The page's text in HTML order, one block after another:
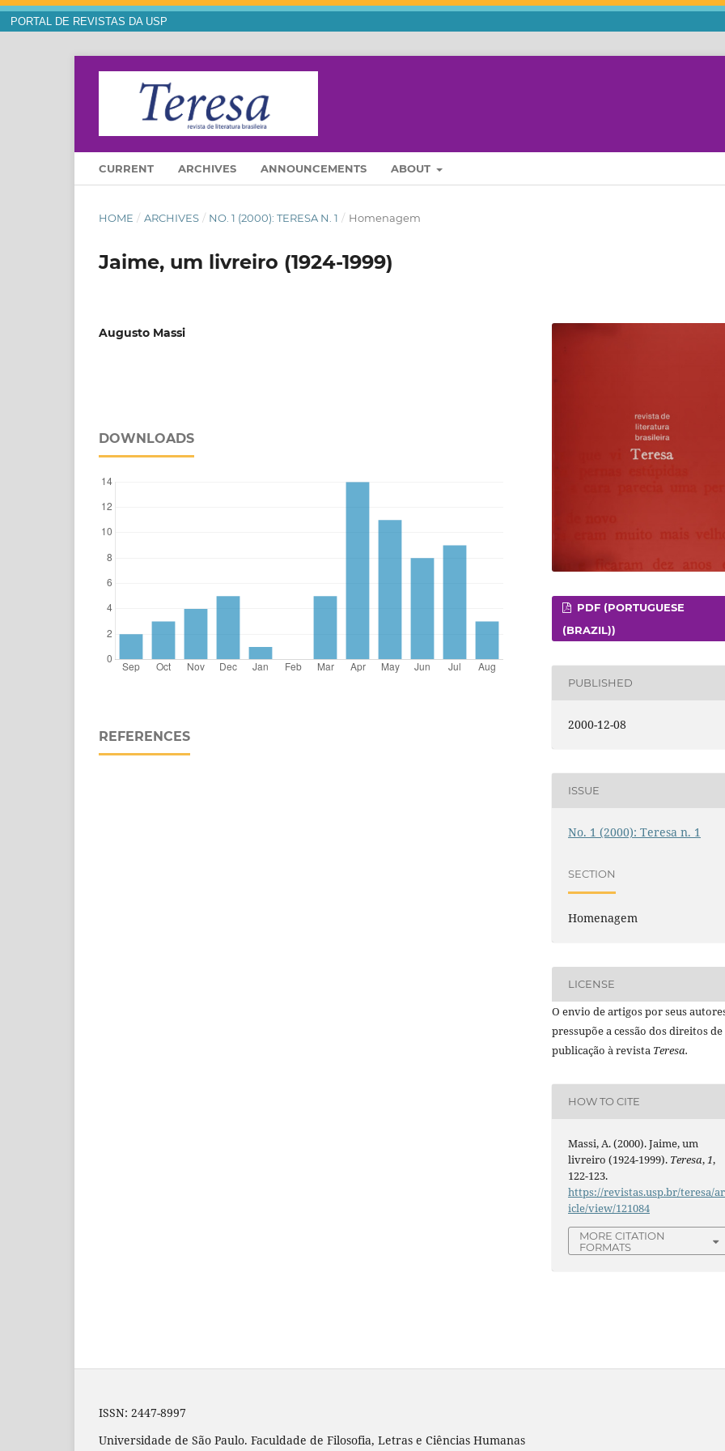
PORTAL DE REVISTAS DA USP
CURRENT ARCHIVES ANNOUNCEMENTS ABOUT
HOME / ARCHIVES / NO. 1 (2000): TERESA N. 1 / Homenagem
Jaime, um livreiro (1924-1999)
Augusto Massi
DOWNLOADS
REFERENCES
PDF (PORTUGUESE
(BRAZIL))
PUBLISHED
2000-12-08
ISSUE
No. 1 (2000): Teresa n. 1
SECTION
Homenagem
LICENSE
O envio de artigos por seus
pressupõe a cessão dos direitos de
publicação à revista Teresa.
HOW TO CITE
Massi, A. (2000). Jaime, um
livreiro (1924-1999). Teresa,1,
122-123.
https://revistas.usp.br/teresa/
icle/view/121084
MORE CITATION
FORMATS
ISSN: 2447-8997
Universidade de São Paulo. Faculdade de Filosofia, Letras e Ciências Humanas